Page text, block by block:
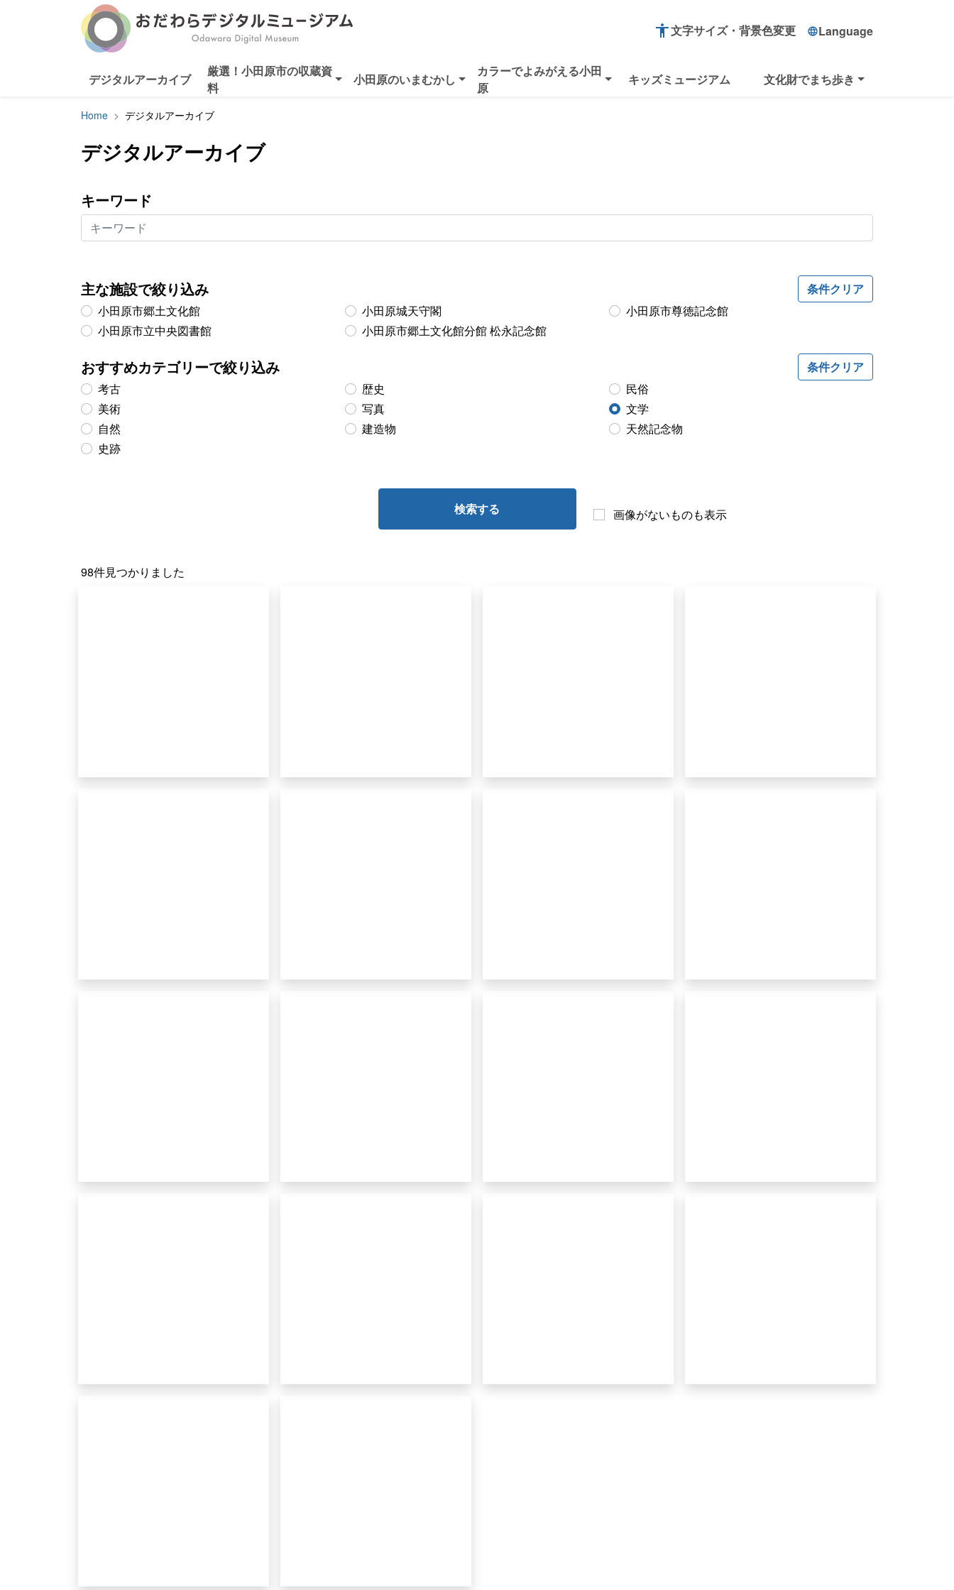
accessibility文字サイズ・背景色変更 languageLanguage
デジタルアーカイブ
厳選！小田原市の収蔵資
料
小田原のいまむかし
カラーでよみがえる小田
原
キッズミュージアム 文化財でまち歩き
Home デジタルアーカイブ
デジタルアーカイブ
キーワード
主な施設で絞り込み
条件クリア
小田原市郷土文化館
小田原城天守閣
小田原市尊徳記念館
小田原市立中央図書館
小田原市郷土文化館分館 松永記念館
おすすめカテゴリーで絞り込み
条件クリア
考古
歴史
民俗
美術
写真
文学
自然
建造物
天然記念物
史跡
検索する 画像がないものも表示
98件見つかりました